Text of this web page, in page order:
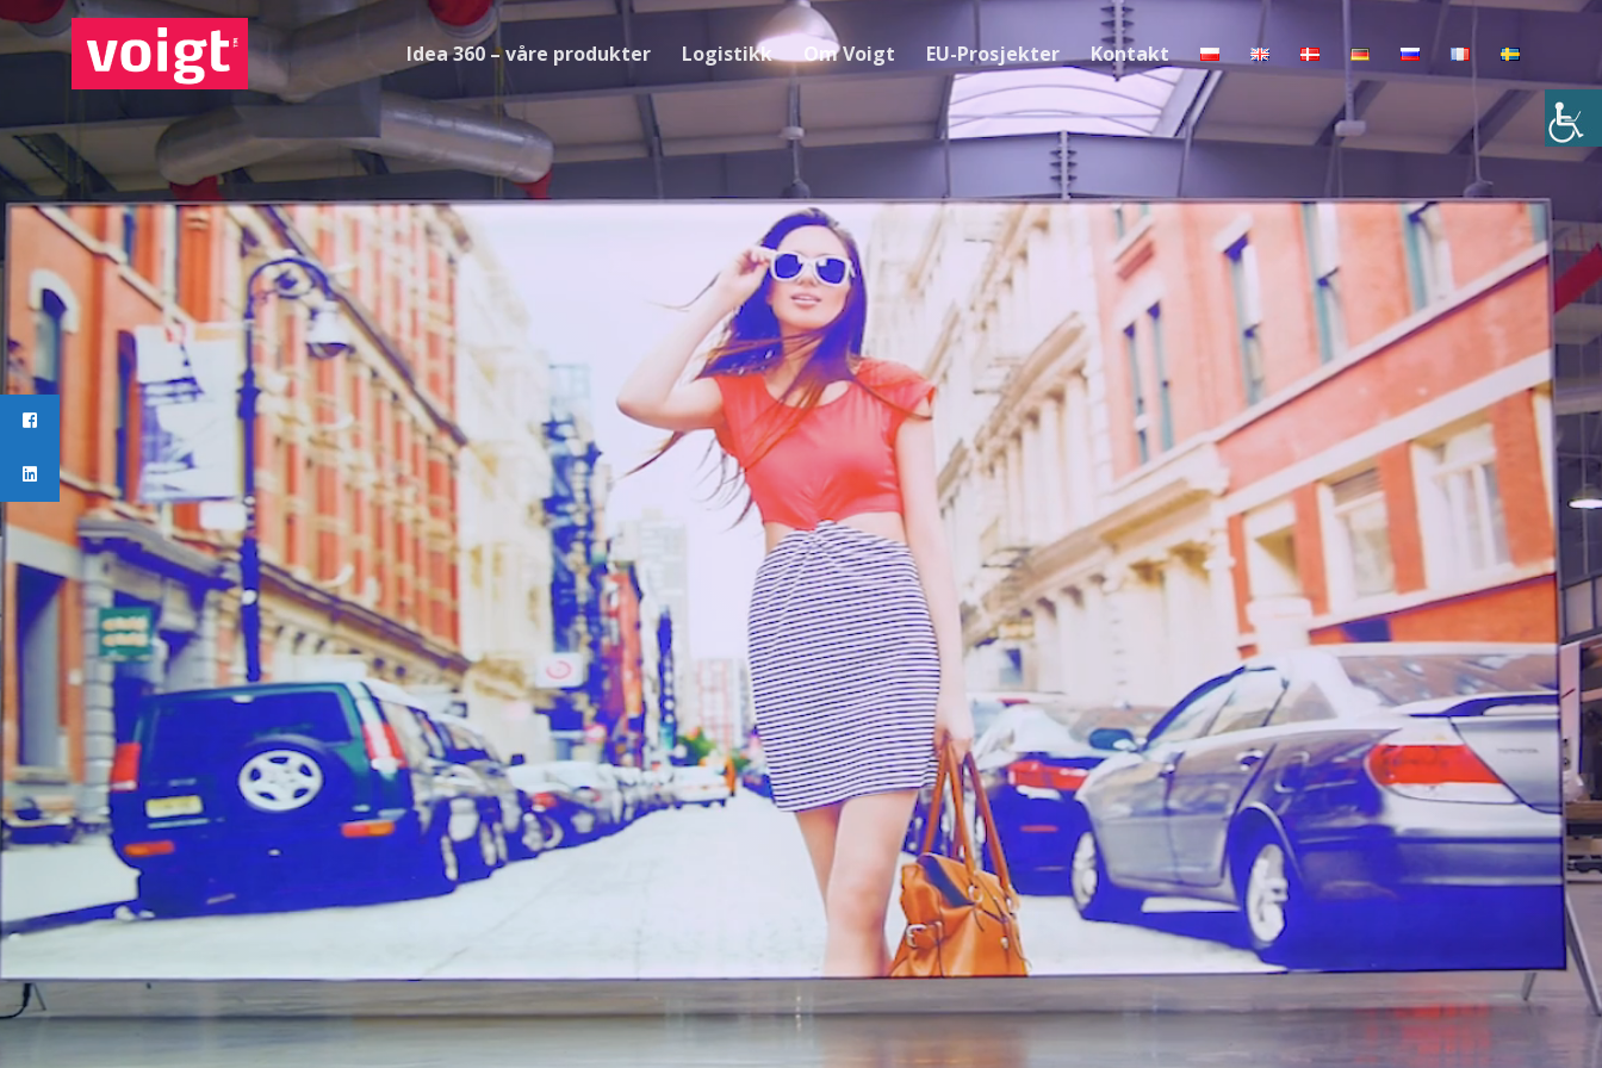
Idea 360 – våre produkter Logistikk Om Voigt EU-Prosjekter Kontakt
VOIGT
formatutskrift.
KONTAKT
Hovedkvarter
Voigt Promotion Sp. z
o.o.